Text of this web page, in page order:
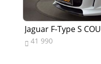
Jaguar F-Type S
 41 990